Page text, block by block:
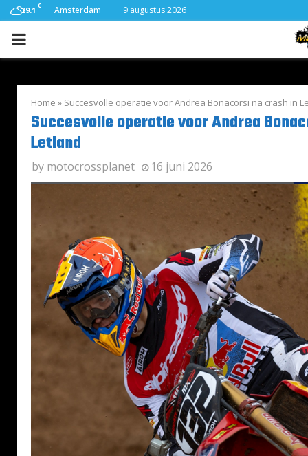
29.1 C Amsterdam 9 augustus 2026
PRIMARY
Home » Succesvolle operatie voor Andrea Bonacorsi na crash in
Succesvolle operatie voor Andrea
Letland
by motocrossplanet 16 juni 2026